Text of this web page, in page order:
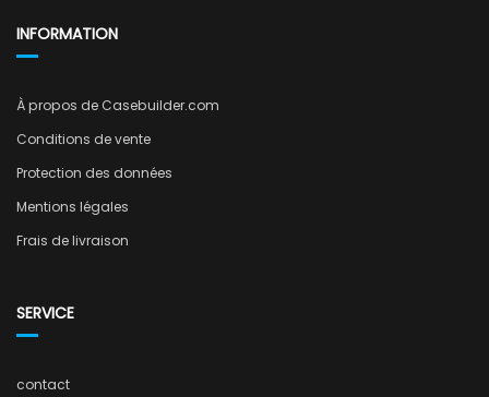
INFORMATION
À propos de Casebuilder.com
Conditions de vente
Protection des données
Mentions légales
Frais de livraison
SERVICE
contact